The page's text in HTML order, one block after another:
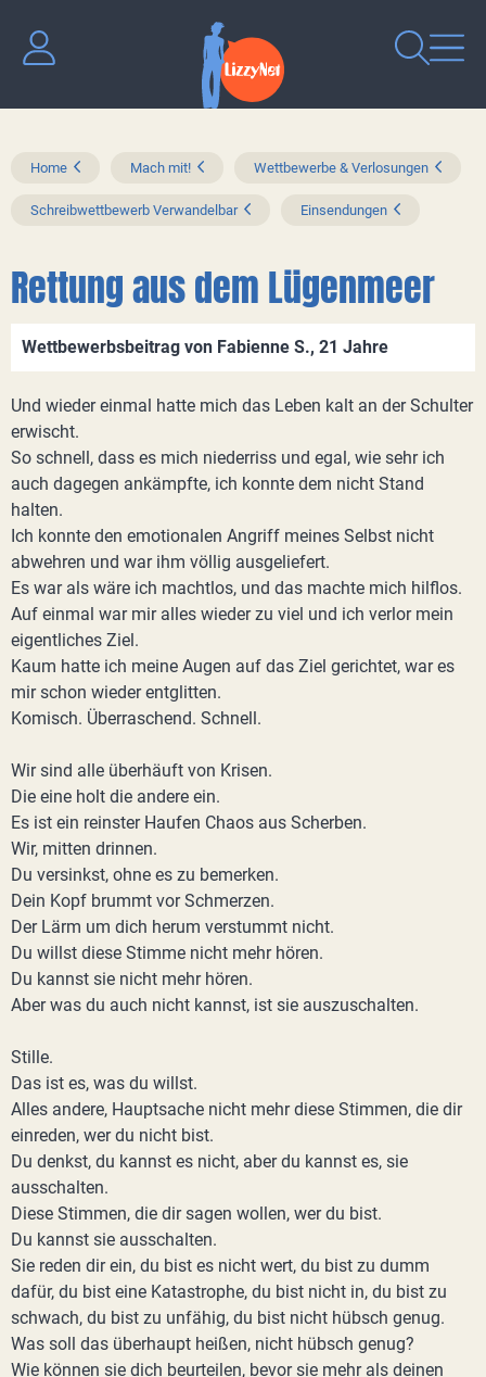
Home Mach mit! Wettbewerbe & Verlosungen
Schreibwettbewerb Verwandelbar Einsendungen
Rettung aus dem Lügenmeer
Wettbewerbsbeitrag von Fabienne S., 21 Jahre
Und wieder einmal hatte mich das Leben kalt an der Schulter
erwischt.
So schnell, dass es mich niederriss und egal, wie sehr ich
auch dagegen ankämpfte, ich konnte dem nicht Stand
halten.
Ich konnte den emotionalen Angriff meines Selbst nicht
abwehren und war ihm völlig ausgeliefert.
Es war als wäre ich machtlos, und das machte mich hilflos.
Auf einmal war mir alles wieder zu viel und ich verlor mein
eigentliches Ziel.
Kaum hatte ich meine Augen auf das Ziel gerichtet, war es
mir schon wieder entglitten.
Komisch. Überraschend. Schnell.
Wir sind alle überhäuft von Krisen.
Die eine holt die andere ein.
Es ist ein reinster Haufen Chaos aus Scherben.
Wir, mitten drinnen.
Du versinkst, ohne es zu bemerken.
Dein Kopf brummt vor Schmerzen.
Der Lärm um dich herum verstummt nicht.
Du willst diese Stimme nicht mehr hören.
Du kannst sie nicht mehr hören.
Aber was du auch nicht kannst, ist sie auszuschalten.
Stille.
Das ist es, was du willst.
Alles andere, Hauptsache nicht mehr diese Stimmen, die dir
einreden, wer du nicht bist.
Du denkst, du kannst es nicht, aber du kannst es, sie
ausschalten.
Diese Stimmen, die dir sagen wollen, wer du bist.
Du kannst sie ausschalten.
Sie reden dir ein, du bist es nicht wert, du bist zu dumm
dafür, du bist eine Katastrophe, du bist nicht in, du bist zu
schwach, du bist zu unfähig, du bist nicht hübsch genug.
Was soll das überhaupt heißen, nicht hübsch genug?
Wie können sie dich beurteilen, bevor sie mehr als deinen